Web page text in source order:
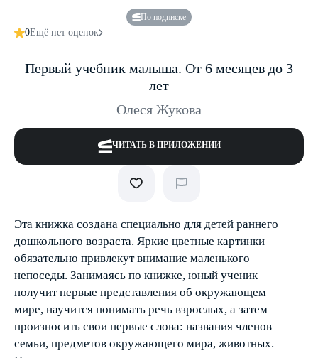
По подписке
0Ещё нет оценок
Первый учебник малыша. От 6 месяцев до 3
лет
Олеся Жукова
ЧИТАТЬ В ПРИЛОЖЕНИИ
Эта книжка создана специально для детей раннего
дошкольного возраста. Яркие цветные картинки
обязательно привлекут внимание маленького
непоседы. Занимаясь по книжке, юный ученик
получит пер­вые представления об окружающем
мире, научится понимать речь взрослых, а затем —
произносить свои первые слова: названия членов
семьи, предметов окружающего мира, животных.